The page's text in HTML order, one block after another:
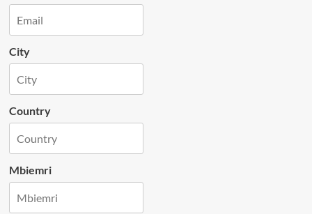
City
Country
Mbiemri